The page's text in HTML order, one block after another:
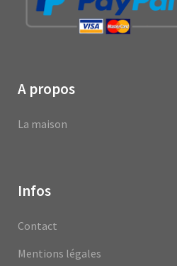
A propos
La maison
Infos
Contact
Mentions légales